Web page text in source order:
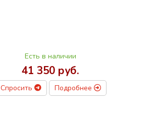
Есть в наличии
41 350 руб.
Спросить Подробнее